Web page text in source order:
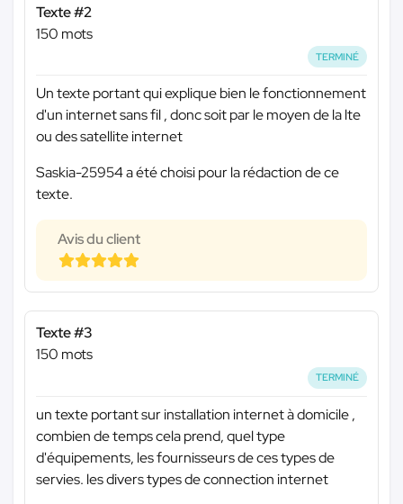
Texte #2
150 mots
TERMINÉ
Un texte portant qui explique bien le fonctionnement
d'un internet sans fil , donc soit par le moyen de la lte
ou des satellite internet
Saskia-25954 a été choisi pour la rédaction de ce
texte.
Avis du client
Texte #3
150 mots
TERMINÉ
un texte portant sur installation internet à domicile ,
combien de temps cela prend, quel type
d'équipements, les fournisseurs de ces types de
servies. les divers types de connection internet